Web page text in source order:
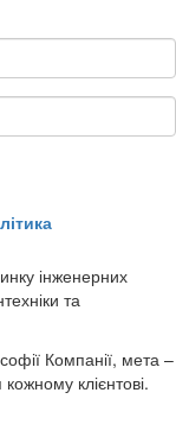
інженерних
та
Компанії, мета –
клієнтові.